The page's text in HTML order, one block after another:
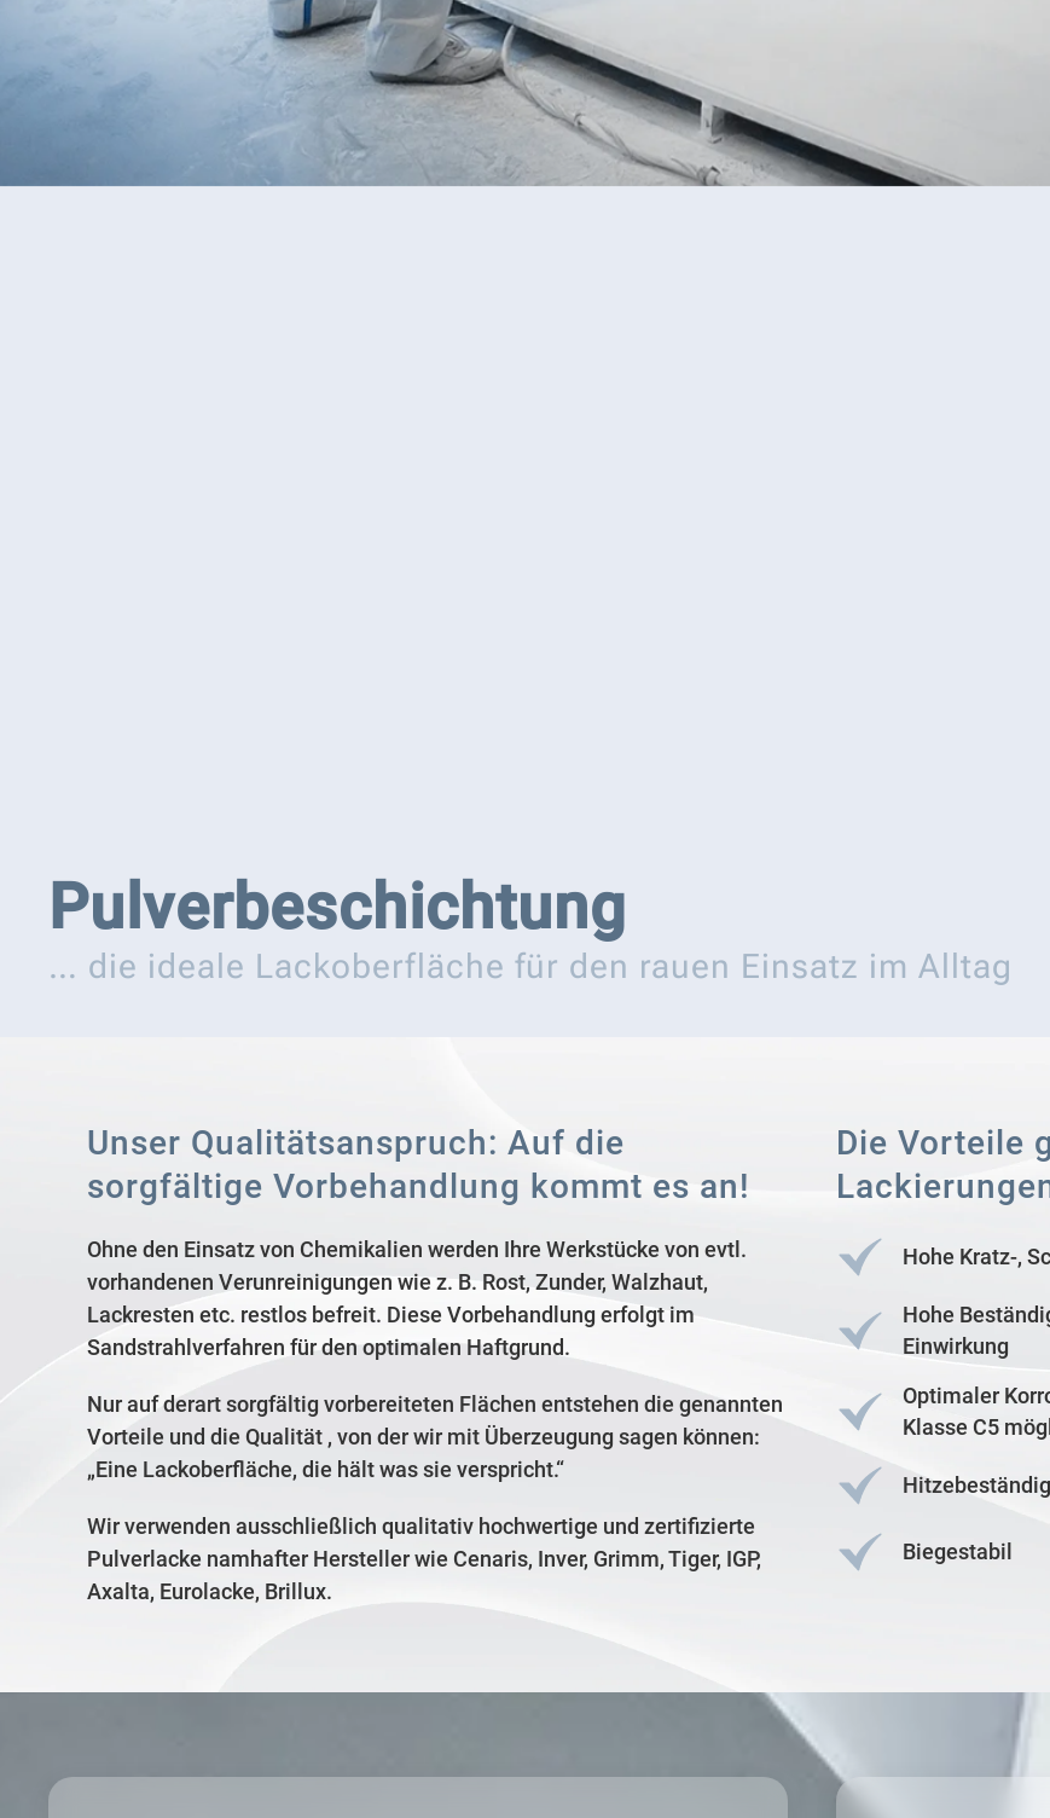
Pulver­beschichtung
… die ideale Lackoberfläche für den rauen Einsatz im Alltag
Unser Qualitätsanspruch: Auf die
sorgfältige Vorbehandlung kommt es an!
Ohne den Einsatz von Chemikalien werden Ihre Werkstücke von evtl.
vorhandenen Verunreinigungen wie z. B. Rost, Zunder, Walzhaut,
Lackresten etc. restlos befreit. Diese Vorbehandlung erfolgt im
Sandstrahlverfahren für den optimalen Haftgrund.
Nur auf derart sorgfältig vorbereiteten Flächen entstehen die genannten
Vorteile und die Qualität , von der wir mit Überzeugung sagen können:
„Eine Lackoberfläche, die hält was sie verspricht.“
Wir verwenden ausschließlich qualitativ hochwertige und zertifizierte
Pulverlacke namhafter Hersteller wie Cenaris, Inver, Grimm, Tiger, IGP,
Axalta, Eurolacke, Brillux.
Die Vorteile
Hohe Kratz-,
Hohe
Einwirkung
Optimaler
Klasse C5
Biegestabil